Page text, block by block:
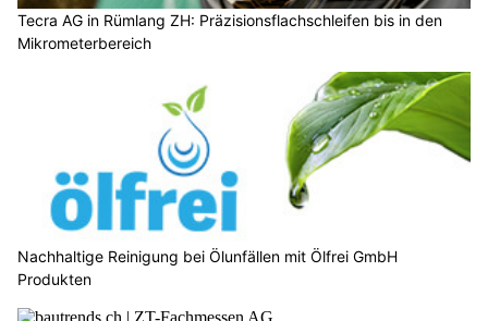
Tecra AG in Rümlang ZH: Präzisionsflachschleifen bis in den
Mikrometerbereich
Nachhaltige Reinigung bei Ölunfällen mit Ölfrei GmbH
Produkten